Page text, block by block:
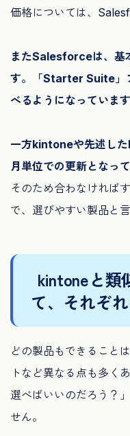
価格については、
またSalesforceは、基
す。「Starter Suite」
べるようになっています
一方kintoneや先述した
月単位での更新となって
そのため合わなければ
で、選びやすい製品と言
kintoneと類
て、それぞ
どの製品もできること
トなど異なる点も多く
選べばいいのだろう？
せん。